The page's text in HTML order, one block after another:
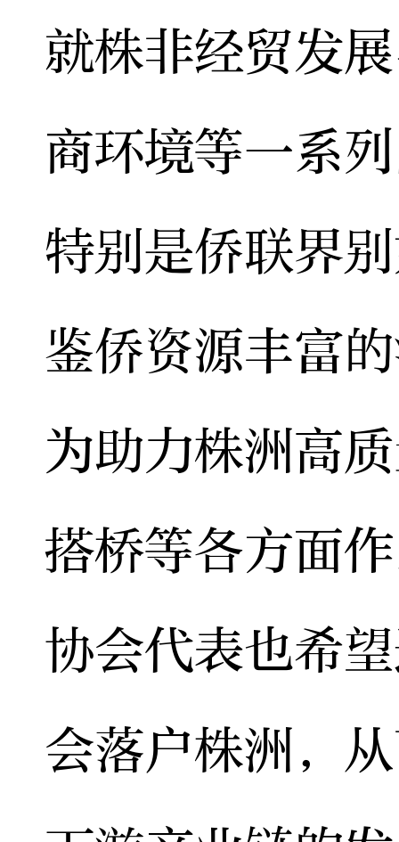
就株非经贸发
商环境等一系
特别是侨联界
鉴侨资源丰富
为助力株洲高
搭桥等各方面
协会代表也希
会落户株洲，